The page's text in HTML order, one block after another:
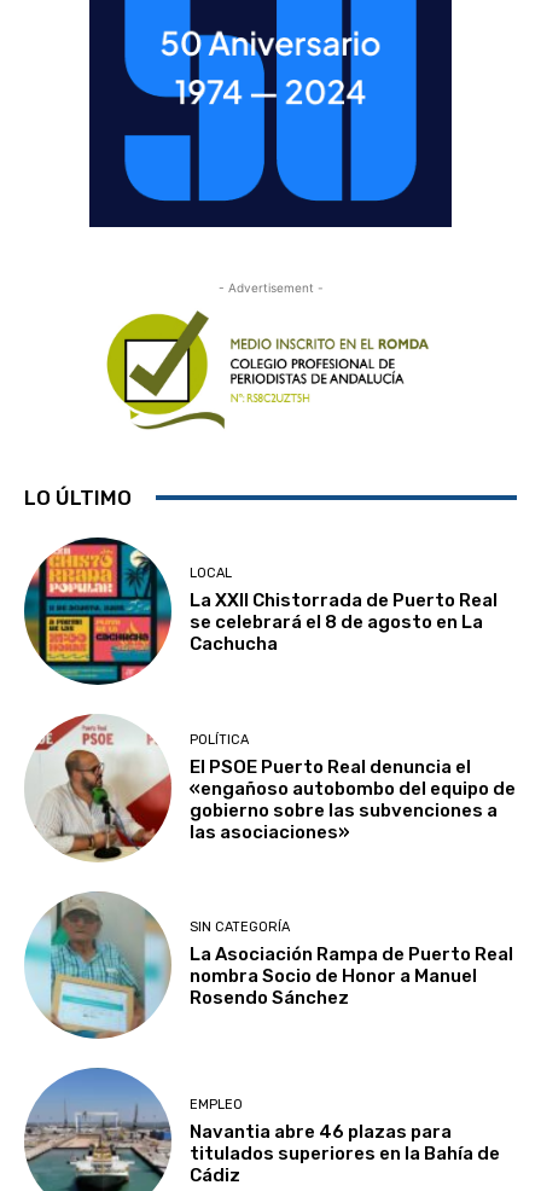
- Advertisement -
LO ÚLTIMO
LOCAL
La XXII Chistorrada de Puerto Real
se celebrará el 8 de agosto en La
Cachucha
POLÍTICA
El PSOE Puerto Real denuncia el
«engañoso autobombo del equipo de
gobierno sobre las subvenciones a
las asociaciones»
SIN CATEGORÍA
La Asociación Rampa de Puerto Real
nombra Socio de Honor a Manuel
Rosendo Sánchez
EMPLEO
Navantia abre 46 plazas para
titulados superiores en la Bahía de
Cádiz